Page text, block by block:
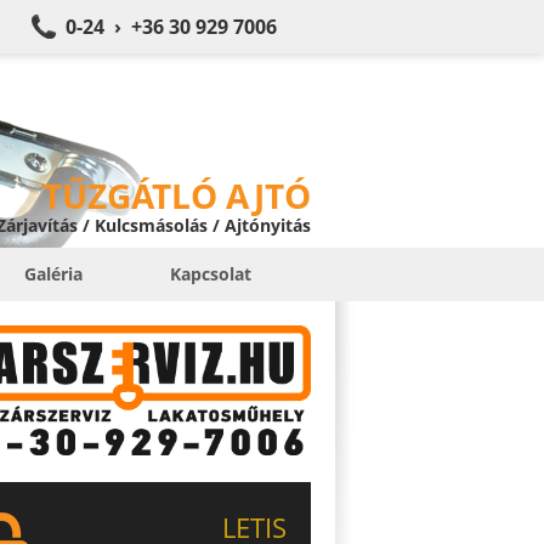
0-24 › +36 30 929 7006
TŰZGÁTLÓ AJTÓ
/ Kulcsmásolás / Ajtónyitás
Galéria Kapcsolat
LETIS